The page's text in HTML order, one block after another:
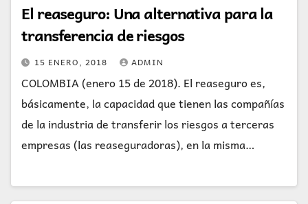
El reaseguro: Una alternativa para la
transferencia de riesgos
15 ENERO, 2018 ADMIN
COLOMBIA (enero 15 de 2018). El reaseguro es,
básicamente, la capacidad que tienen las compañías
de la industria de transferir los riesgos a terceras
empresas (las reaseguradoras), en la misma…